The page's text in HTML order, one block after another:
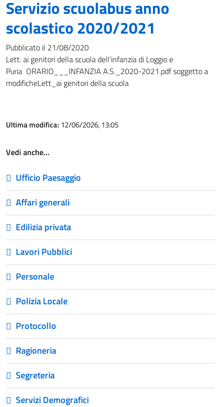
Servizio scuolabus anno
scolastico 2020/2021
Pubblicato il 21/08/2020
Lett. ai genitori della scuola dell’infanzia di Loggio e
Puria ORARIO___INFANZIA A.S._2020-2021.pdf soggetto a
modificheLett_ai genitori della scuola
Ultima modifica: 12/06/2026, 13:05
Vedi anche…
Ufficio Paesaggio
Affari generali
Edilizia privata
Lavori Pubblici
Personale
Polizia Locale
Protocollo
Ragioneria
Segreteria
Servizi Demografici